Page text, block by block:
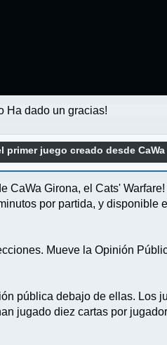
Ha dado un gracias!
primer juego creado desde
CaWa Girona, el Cats' Warfare!
por partida, y
Mueve la Opinión
pública debajo de ellas. Los
jugado diez cartas por